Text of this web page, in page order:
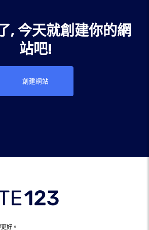
, 今天就創建你的網
站吧!
創建網站
好。